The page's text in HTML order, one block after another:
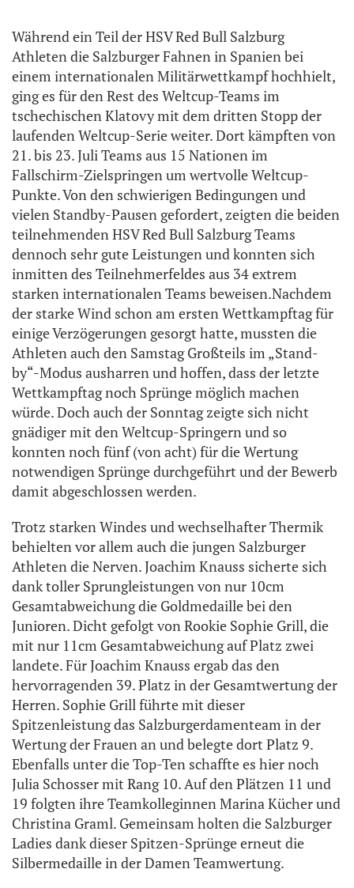
Während ein Teil der HSV Red Bull Salzburg
Athleten die Salzburger Fahnen in Spanien bei
einem internationalen Militärwettkampf hochhielt,
ging es für den Rest des Weltcup-Teams im
tschechischen Klatovy mit dem dritten Stopp der
laufenden Weltcup-Serie weiter. Dort kämpften von
21. bis 23. Juli Teams aus 15 Nationen im
Fallschirm-Zielspringen um wertvolle Weltcup-
Punkte. Von den schwierigen Bedingungen und
vielen Standby-Pausen gefordert, zeigten die beiden
teilnehmenden HSV Red Bull Salzburg Teams
dennoch sehr gute Leistungen und konnten sich
inmitten des Teilnehmerfeldes aus 34 extrem
starken internationalen Teams beweisen.Nachdem
der starke Wind schon am ersten Wettkampftag für
einige Verzögerungen gesorgt hatte, mussten die
Athleten auch den Samstag Großteils im „Stand-
by“-Modus ausharren und hoffen, dass der letzte
Wettkampftag noch Sprünge möglich machen
würde. Doch auch der Sonntag zeigte sich nicht
gnädiger mit den Weltcup-Springern und so
konnten noch fünf (von acht) für die Wertung
notwendigen Sprünge durchgeführt und der Bewerb
damit abgeschlossen werden.
Trotz starken Windes und wechselhafter Thermik
behielten vor allem auch die jungen Salzburger
Athleten die Nerven. Joachim Knauss sicherte sich
dank toller Sprungleistungen von nur 10cm
Gesamtabweichung die Goldmedaille bei den
Junioren. Dicht gefolgt von Rookie Sophie Grill, die
mit nur 11cm Gesamtabweichung auf Platz zwei
landete. Für Joachim Knauss ergab das den
hervorragenden 39. Platz in der Gesamtwertung der
Herren. Sophie Grill führte mit dieser
Spitzenleistung das Salzburgerdamenteam in der
Wertung der Frauen an und belegte dort Platz 9.
Ebenfalls unter die Top-Ten schaffte es hier noch
Julia Schosser mit Rang 10. Auf den Plätzen 11 und
19 folgten ihre Teamkolleginnen Marina Kücher und
Christina Graml. Gemeinsam holten die Salzburger
Ladies dank dieser Spitzen-Sprünge erneut die
Silbermedaille in der Damen Teamwertung.